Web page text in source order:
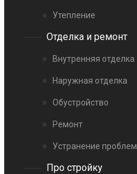
Утепление
Отделка и ремонт
Внутренняя отделка
Наружная отделка
Обустройство
Ремонт
Устранение проблем
Про стройку